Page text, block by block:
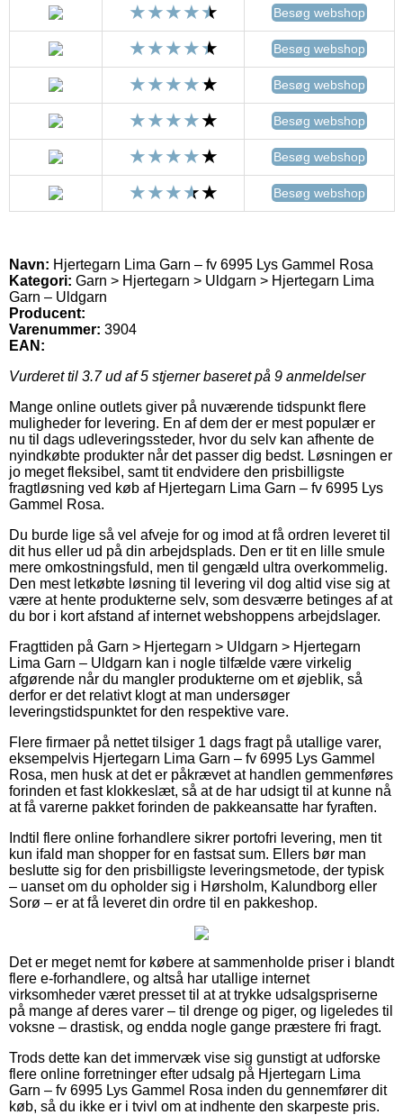
Besøg webshop
Besøg webshop
Besøg webshop
Besøg webshop
Besøg webshop
Besøg webshop
Navn: Hjertegarn Lima Garn – fv 6995 Lys Gammel Rosa
Kategori: Garn > Hjertegarn > Uldgarn > Hjertegarn Lima
Garn – Uldgarn
Producent:
Varenummer: 3904
EAN:
Vurderet til 3.7ud af 5 stjerner baseret på 9 anmeldelser
Mange online outlets giver på nuværende tidspunkt flere
muligheder for levering. En af dem der er mest populær er
nu til dags udleveringssteder, hvor du selv kan afhente de
nyindkøbte produkter når det passer dig bedst. Løsningen er
jo meget fleksibel, samt tit endvidere den prisbilligste
fragtløsning ved køb af Hjertegarn Lima Garn – fv 6995 Lys
Gammel Rosa.
Du burde lige så vel afveje for og imod at få ordren leveret til
dit hus eller ud på din arbejdsplads. Den er tit en lille smule
mere omkostningsfuld, men til gengæld ultra overkommelig.
Den mest letkøbte løsning til levering vil dog altid vise sig at
være at hente produkterne selv, som desværre betinges af at
du bor i kort afstand af internet webshoppens arbejdslager.
Fragttiden på Garn > Hjertegarn > Uldgarn > Hjertegarn
Lima Garn – Uldgarn kan i nogle tilfælde være virkelig
afgørende når du mangler produkterne om et øjeblik, så
derfor er det relativt klogt at man undersøger
leveringstidspunktet for den respektive vare.
Flere firmaer på nettet tilsiger 1 dags fragt på utallige varer,
eksempelvis Hjertegarn Lima Garn – fv 6995 Lys Gammel
Rosa, men husk at det er påkrævet at handlen gemmenføres
forinden et fast klokkeslæt, så at de har udsigt til at kunne nå
at få varerne pakket forinden de pakkeansatte har fyraften.
Indtil flere online forhandlere sikrer portofri levering, men tit
kun ifald man shopper for en fastsat sum. Ellers bør man
beslutte sig for den prisbilligste leveringsmetode, der typisk
– uanset om du opholder sig i Hørsholm, Kalundborg eller
Sorø – er at få leveret din ordre til en pakkeshop.
Det er meget nemt for købere at sammenholde priser i blandt
flere e-forhandlere, og altså har utallige internet
virksomheder været presset til at at trykke udsalgspriserne
på mange af deres varer – til drenge og piger, og ligeledes til
voksne – drastisk, og endda nogle gange præstere fri fragt.
Trods dette kan det immervæk vise sig gunstigt at udforske
flere online forretninger efter udsalg på Hjertegarn Lima
Garn – fv 6995 Lys Gammel Rosa inden du gennemfører dit
køb, så du ikke er i tvivl om at indhente den skarpeste pris.